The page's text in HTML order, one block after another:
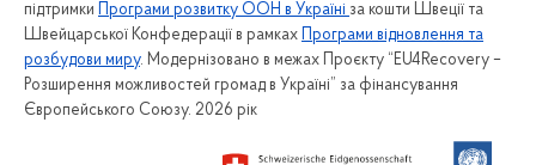
підтримки Програми розвитку ООН в Україні за кошти Швеції та
Швейцарської Конфедерації в рамках Програми відновлення та
розбудови миру. Модернізовано в межах Проєкту “EU4Recovery –
Розширення можливостей громад в Україні” за фінансування
Європейського Союзу. 2026 рік